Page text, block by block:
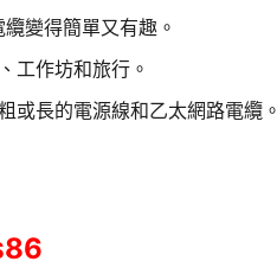
變得簡單又有趣。
工作坊和旅行。
或長的電源線和乙太網路電纜。
86